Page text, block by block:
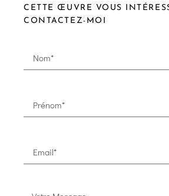
CETTE ŒUVRE VOUS
CONTACTEZ-MOI